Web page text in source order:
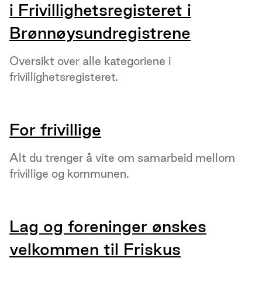
i Frivillighetsregisteret i
Brønnøysundregistrene
Oversikt over alle kategoriene i
frivillighetsregisteret.
For frivillige
Alt du trenger å vite om samarbeid mellom
frivillige og kommunen.
Lag og foreninger ønskes
velkommen til Friskus